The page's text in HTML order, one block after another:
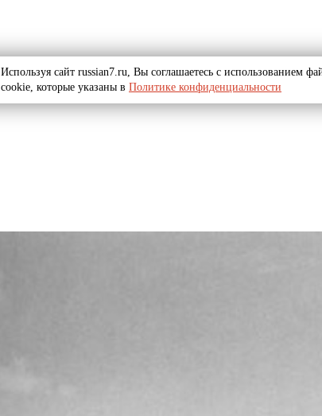
Используя сайт russian7.ru, Вы соглашаетесь с использованием
cookie, которые указаны в Политике конфиденциальности